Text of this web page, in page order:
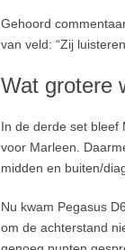
Gehoord
van veld: “Zij
Wat grotere
In de derde set bleef
voor Marleen.
midden en buiten/
Nu kwam Pegasus
om de achterstand